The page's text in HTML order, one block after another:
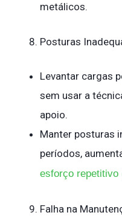
metálicos.
Posturas
Levantar cargas
sem usar a
apoio.
Manter posturas
períodos,
esforço repetitivo
Falha na